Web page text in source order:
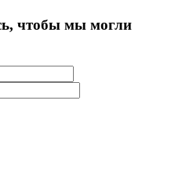
чтобы мы могли